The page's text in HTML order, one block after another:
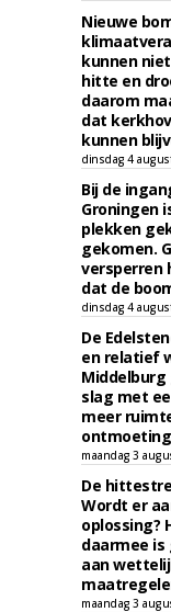
Nieuwe
kunnen
hitte en
daarom
dat
kunnen
dinsdag 4
Bij de
Groningen
plekken
gekomen.
versperren
dat de
dinsdag 4
De
en relatief
slag met
meer
maandag 3
De
Wordt er
oplossing?
daarmee
aan
maandag 3